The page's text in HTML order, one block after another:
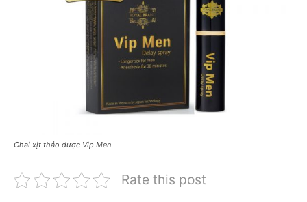
Chai xịt thảo dược Vip Men
Rate this post